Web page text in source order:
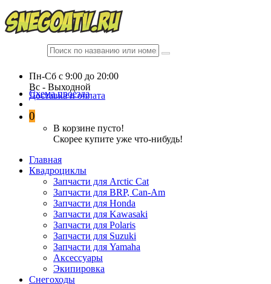
Пн-Сб c 9:00 до 20:00
Вc - Выходной
Схема проезда
Доставка и оплата
0
В корзине пусто!
Скорее купите уже что-нибудь!
Главная
Квадроциклы
Запчасти для Arctic Cat
Запчасти для BRP, Can-Am
Запчасти для Honda
Запчасти для Kawasaki
Запчасти для Polaris
Запчасти для Suzuki
Запчасти для Yamaha
Аксессуары
Экипировка
Снегоходы